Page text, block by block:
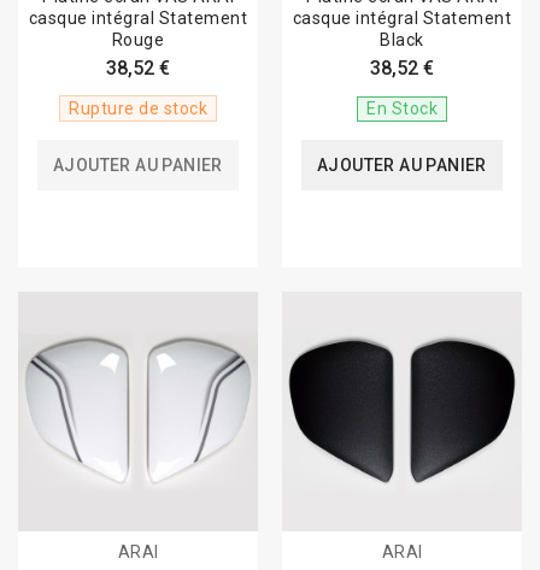
casque intégral Statement
Rouge
38,52 €
Rupture de stock
AJOUTER AU PANIER
casque intégral Statement
Black
38,52 €
En Stock
AJOUTER AU PANIER
ARAI
ARAI